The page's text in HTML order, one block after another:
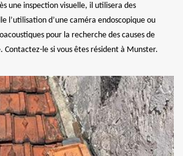
une inspection visuelle, il utilisera des
l’utilisation d’une caméra endoscopique ou
pour la recherche des causes de
le si vous êtes résident à Munster.